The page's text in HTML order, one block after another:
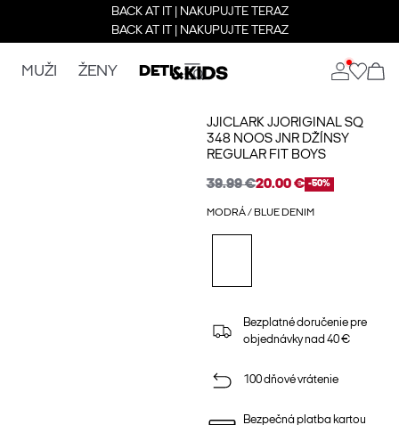
BACK AT IT | NAKUPUJTE TERAZ
BACK AT IT | NAKUPUJTE TERAZ
MUŽI ŽENY DETI
JJICLARK JJORIGINAL SQ
348 NOOS JNR DŽÍNSY
REGULAR FIT BOYS
39.99 €20.00 € -50%
MODRÁ / BLUE DENIM
Bezplatné doručenie pre
objednávky nad 40 €
100 dňové vrátenie
Bezpečná platba kartou